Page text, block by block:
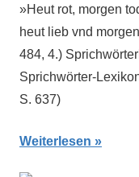
»Heut rot, morgen
heut lieb vnd
484, 4.)
Sprichwörter-
S. 637)
Weiterlesen